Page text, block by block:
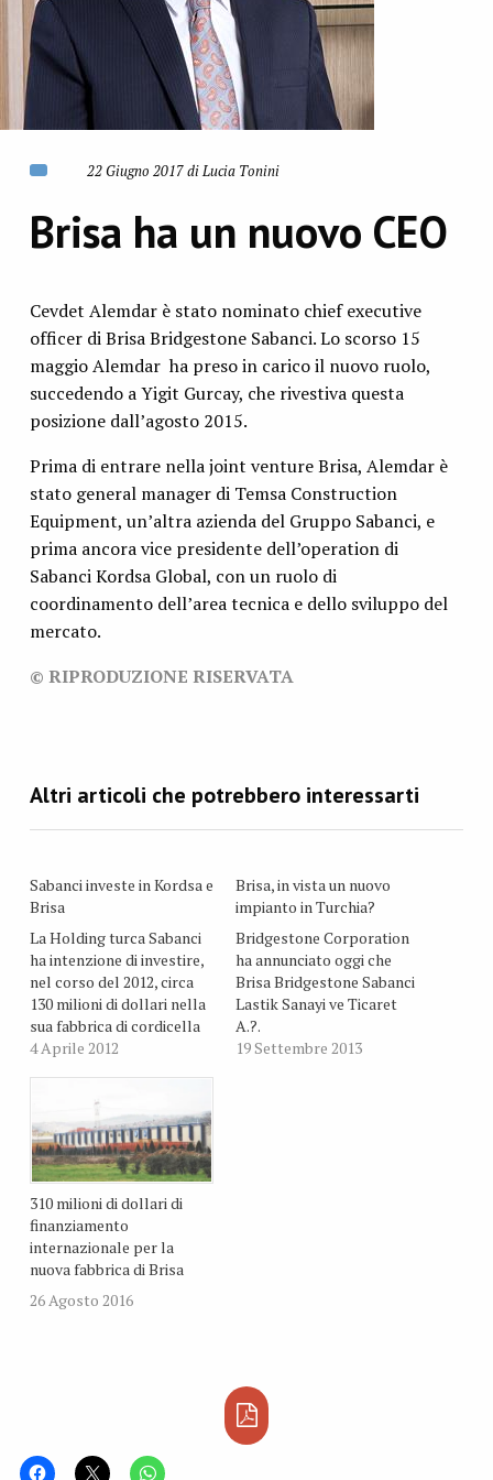
22 Giugno 2017 di Lucia Tonini
Brisa ha un nuovo CEO
Cevdet Alemdar è stato nominato chief executive
officer di Brisa Bridgestone Sabanci. Lo scorso 15
maggio Alemdar ha preso in carico il nuovo ruolo,
succedendo a Yigit Gurcay, che rivestiva questa
posizione dall’agosto 2015.
Prima di entrare nella joint venture Brisa, Alemdar è
stato general manager di Temsa Construction
Equipment, un’altra azienda del Gruppo Sabanci, e
prima ancora vice presidente dell’operation di
Sabanci Kordsa Global, con un ruolo di
coordinamento dell’area tecnica e dello sviluppo del
mercato.
© RIPRODUZIONE RISERVATA
Sabanci investe in Kordsa e
Brisa
La Holding turca Sabanci
ha intenzione di investire,
nel corso del 2012, circa
130 milioni di dollari nella
sua fabbrica di cordicella
meccanica e tele Kordsa e
Lassa. Secondo quanto
dichiarato da Mejmet
Pekarun, capo del gruppo
Tire Reinforcement and
Automotive Sabanci,
questi…
4 Aprile 2012
Brisa, in vista un nuovo
impianto in Turchia?
Bridgestone Corporation
ha annunciato oggi che
Brisa Bridgestone Sabanci
Lastik Sanayi ve Ticaret
A.?.
19 Settembre 2013
310 milioni di dollari di
finanziamento
internazionale per la
nuova fabbrica di Brisa
26 Agosto 2016